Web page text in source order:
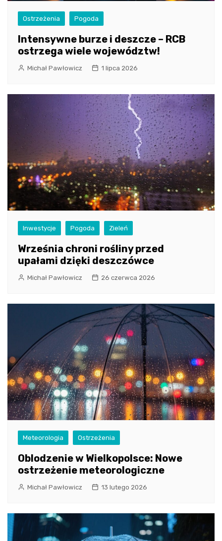
Ostrzeżenia Pogoda
Intensywne burze i deszcze – RCB
ostrzega wiele województw!
Michał Pawłowicz 1 lipca 2026
Inwestycje Pogoda Zieleń
Września chroni rośliny przed
upałami dzięki deszczówce
Michał Pawłowicz 26 czerwca 2026
Meteorologia Ostrzeżenia
Oblodzenie w Wielkopolsce: Nowe
ostrzeżenie meteorologiczne
Michał Pawłowicz 13 lutego 2026